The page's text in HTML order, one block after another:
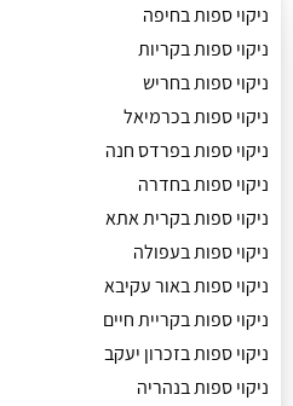
ניקוי ספות בחיפה
ניקוי ספות בקריות
ניקוי ספות בחריש
ניקוי ספות בכרמיאל
ניקוי ספות בפרדס חנה
ניקוי ספות בחדרה
ניקוי ספות בקרית אתא
ניקוי ספות בעפולה
ניקוי ספות באור עקיבא
ניקוי ספות בקריית חיים
ניקוי ספות בזכרון יעקב
ניקוי ספות בנהריה